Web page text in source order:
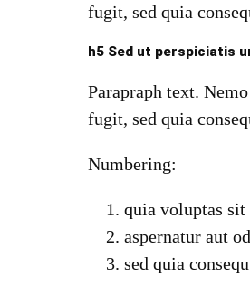
fugit, sed quia
h5 Sed ut perspiciatis
Parapraph text.
fugit, sed quia
Numbering:
quia voluptas sit
aspernatur aut
sed quia